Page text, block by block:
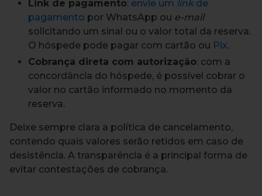
Link de pagamento: envie um linkde
pagamento por WhatsApp ou e-mail
solicitando um sinal ou o valor total da reserva.
O hóspede pode pagar com cartão ou Pix.
Cobrança direta com autorização: com a
concordância do hóspede, é possível cobrar o
valor no cartão informado no momento da
reserva.
Deixe sempre clara a política de cancelamento,
contendo quais valores serão retidos em caso de
desistência. A transparência é a principal forma de
evitar contestações de cobrança.